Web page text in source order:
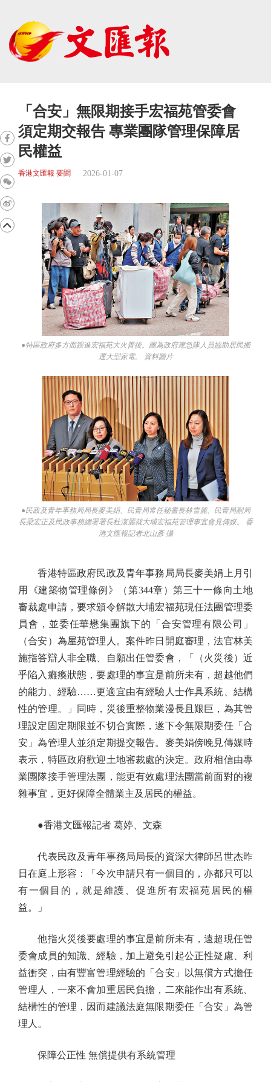
「合安」無限期接手宏福苑管委會
須定期交報告 專業團隊管理保障居
民權益
香港文匯報 要聞 2026-01-07
●特區政府多方面跟進宏福苑大火善後。圖為政府應急隊人員協助居民搬
運大型家電。 資料圖片
●民政及青年事務局局長麥美娟、民青局常任秘書長林雪麗、民青局副局
長梁宏正及民政事務總署署長杜潔麗就大埔宏福苑管理事宜會見傳媒。 香
港文匯報記者北山彥 攝
香港特區政府民政及青年事務局局長麥美娟上月引
用《建築物管理條例》（第344章）第三十一條向土地
審裁處申請，要求頒令解散大埔宏福苑現任法團管理委
員會，並委任華懋集團旗下的「合安管理有限公司」
（合安）為屋苑管理人。案件昨日開庭審理，法官林美
施指答辯人非全職、自願出任管委會，「（火災後）近
乎陷入癱瘓狀態，要處理的事宜是前所未有，超越他們
的能力、經驗……更適宜由有經驗人士作具系統、結構
性的管理。」同時，災後重整物業漫長且艱巨，為其管
理設定固定期限並不切合實際，遂下令無限期委任「合
安」為管理人並須定期提交報告。麥美娟傍晚見傳媒時
表示，特區政府歡迎土地審裁處的決定。政府相信由專
業團隊接手管理法團，能更有效處理法團當前面對的複
雜事宜，更好保障全體業主及居民的權益。
●香港文匯報記者 葛婷、文森
代表民政及青年事務局局長的資深大律師呂世杰昨
日在庭上形容：「今次申請只有一個目的，亦都只可以
有一個目的，就是維護、促進所有宏福苑居民的權
益。」
他指火災後要處理的事宜是前所未有，遠超現任管
委會成員的知識、經驗，加上避免引起公正性疑慮、利
益衝突，由有豐富管理經驗的「合安」以無償方式擔任
管理人，一來不會加重居民負擔，二來能作出有系統、
結構性的管理，因而建議法庭無限期委任「合安」為管
理人。
保障公正性 無償提供有系統管理